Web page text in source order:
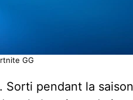
GG
pendant la